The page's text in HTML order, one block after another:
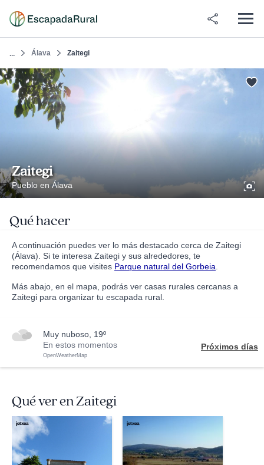
... Álava Zaitegi
Zaitegi
Pueblo en Álava
Qué hacer
A continuación puedes ver lo más destacado cerca de Zaitegi
(Álava). Si te interesa Zaitegi y sus alrededores, te
recomendamos que visites Parque natural del Gorbeia
Más abajo, en el mapa, podrás ver casas rurales cercanas a
Zaitegi para organizar tu escapada rural.
muy nuboso, 19º
En estos momentos
OpenWeatherMap
Próximos días
Qué ver en Zaitegi
jetxea jetxea